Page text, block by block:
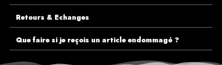
Retours & Echanges
Que faire si je reçois un article endommagé ?